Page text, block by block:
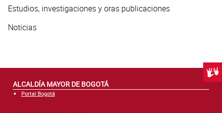
Estudios, investigaciones y oras publicaciones
Noticias
ALCALDÍA MAYOR DE BOGOTÁ
Portal Bogotá